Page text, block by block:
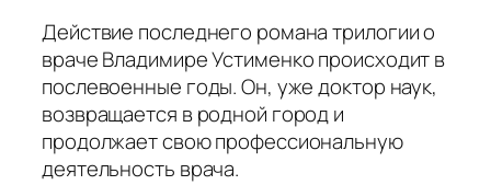
Действие последнего романа трилогии о
враче Владимире Устименко происходит в
послевоенные годы. Он, уже доктор наук,
возвращается в родной город и
продолжает свою профессиональную
деятельность врача.